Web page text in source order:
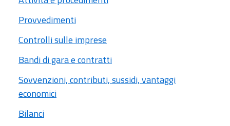
Provvedimenti
Controlli sulle imprese
Bandi di gara e contratti
Sovvenzioni, contributi, sussidi, vantaggi
economici
Bilanci